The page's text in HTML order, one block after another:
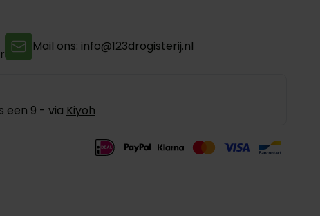
Mail ons: info@123drogisterij.nl
een 9 - via Kiyoh